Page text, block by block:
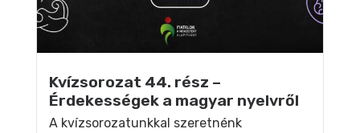
Kvízsorozat 44. rész –
Érdekességek a magyar nyelvről
A kvízsorozatunkkal szeretnénk